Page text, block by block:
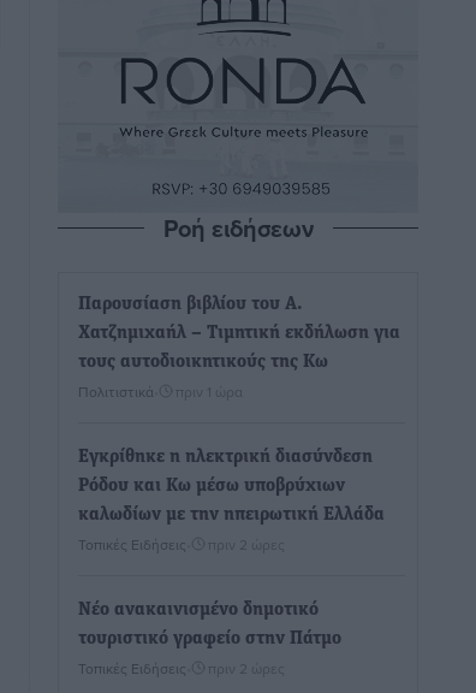
Ροή ειδήσεων
Παρουσίαση βιβλίου του Α.
Χατζημιχαήλ – Τιμητική εκδήλωση για
τους αυτοδιοικητικούς της Κω
Πολιτιστικά πριν 1 ώρα
Εγκρίθηκε η ηλεκτρική διασύνδεση
Ρόδου και Κω μέσω υποβρύχιων
καλωδίων με την ηπειρωτική Ελλάδα
Τοπικές Ειδήσεις πριν 2 ώρες
Νέο ανακαινισμένο δημοτικό
τουριστικό γραφείο στην Πάτμο
Τοπικές Ειδήσεις πριν 2 ώρες